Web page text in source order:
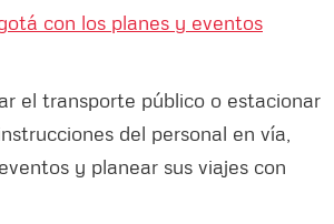
con los planes y eventos
el transporte público o estacionar
del personal en vía,
y planear sus viajes con